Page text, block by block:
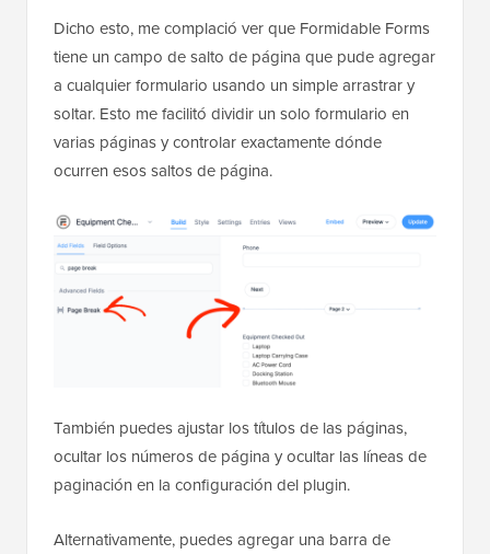
Dicho esto, me complació ver que Formidable Forms
tiene un campo de salto de página que pude agregar
a cualquier formulario usando un simple arrastrar y
soltar. Esto me facilitó dividir un solo formulario en
varias páginas y controlar exactamente dónde
ocurren esos saltos de página.
También puedes ajustar los títulos de las páginas,
ocultar los números de página y ocultar las líneas de
paginación en la configuración del plugin.
Alternativamente, puedes agregar una barra de